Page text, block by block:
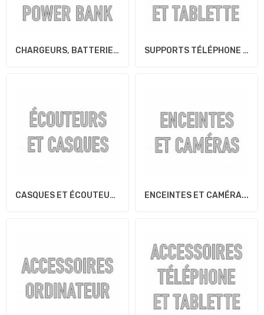
CHARGEURS, BATTERIES... SUPPORTS TÉLÉPHONE ET...
CASQUES ET ÉCOUTEURS... ENCEINTES ET CAMÉRA...